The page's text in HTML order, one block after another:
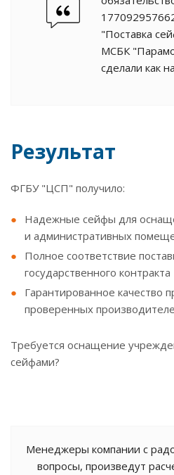
"Поставка
МСБК
сделали как
Результат
ФГБУ "ЦСП" получило:
Надежные сейфы для
и административных
Полное соответствие
государственного контракта
Гарантированное качество
проверенных
Требуется оснащение
сейфами?
Менеджеры компании с
вопросы, произведут